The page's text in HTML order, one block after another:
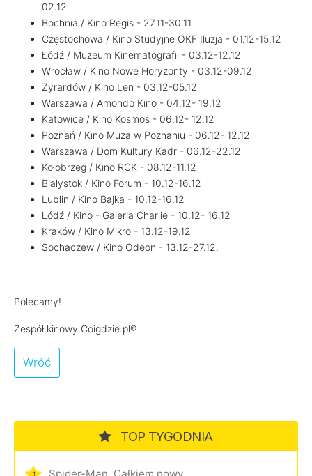
02.12
Bochnia / Kino Regis - 27.11-30.11
Częstochowa / Kino Studyjne OKF Iluzja - 01.12-15.12
Łódź / Muzeum Kinematografii - 03.12-12.12
Wrocław / Kino Nowe Horyzonty - 03.12-09.12
Żyrardów / Kino Len - 03.12-05.12
Warszawa / Amondo Kino - 04.12- 19.12
Katowice / Kino Kosmos - 06.12- 12.12
Poznań / Kino Muza w Poznaniu - 06.12- 12.12
Warszawa / Dom Kultury Kadr - 06.12-22.12
Kołobrzeg / Kino RCK - 08.12-11.12
Białystok / Kino Forum - 10.12-16.12
Lublin / Kino Bajka - 10.12-16.12
Łódź / Kino - Galeria Charlie - 10.12- 16.12
Kraków / Kino Mikro - 13.12-19.12
Sochaczew / Kino Odeon - 13.12-27.12.
Polecamy!
Zespół kinowy Coigdzie.pl®
Wróć
TOP TYGODNIA
1